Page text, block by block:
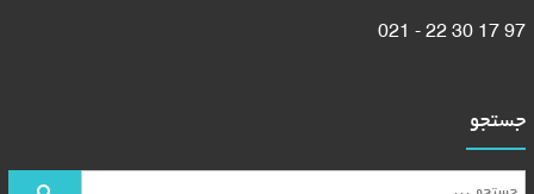
97 17 30 22 - 021
جستجو